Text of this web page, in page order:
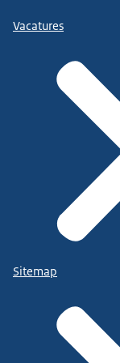
Vacatures
Sitemap